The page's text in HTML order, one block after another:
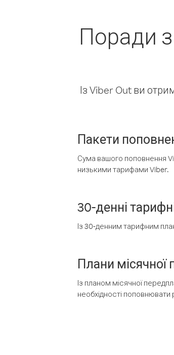
Поради
Із Viber Out ви
Пакети
Сума вашого поповнення
низькими тарифами Viber.
30-денні
Із 30-денним тарифним
Плани місячної
Із планом місячної
необхідності